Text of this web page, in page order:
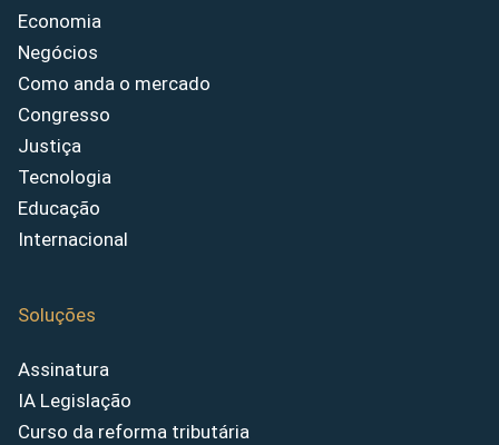
Economia
Negócios
Como anda o mercado
Congresso
Justiça
Tecnologia
Educação
Internacional
Soluções
Assinatura
IA Legislação
Curso da reforma tributária